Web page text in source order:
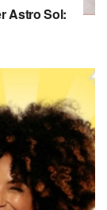
Astro Sol: